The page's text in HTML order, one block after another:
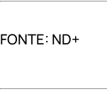
FONTE: ND+